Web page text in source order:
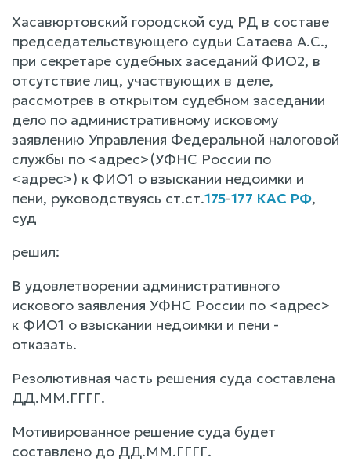
Хасавюртовский городской суд РД в составе
председательствующего судьи Сатаева А.С.,
при секретаре судебных заседаний ФИО2, в
отсутствие лиц, участвующих в деле,
рассмотрев в открытом судебном заседании
дело по административному исковому
заявлению Управления Федеральной налоговой
службы по <адрес>(УФНС России по
<адрес>) к ФИО1 о взыскании недоимки и
пени, руководствуясь ст.ст.175-177 КАС РФ,
суд
решил:
В удовлетворении административного
искового заявления УФНС России по <адрес>
к ФИО1 о взыскании недоимки и пени -
отказать.
Резолютивная часть решения суда составлена
ДД.ММ.ГГГГ.
Мотивированное решение суда будет
составлено до ДД.ММ.ГГГГ.